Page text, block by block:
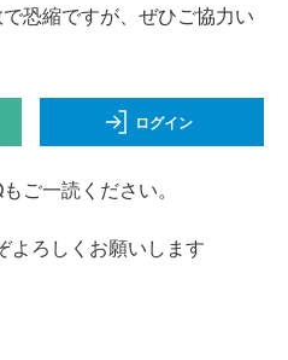
恐縮ですが、ぜひご協力い
ログイン
ご一読ください。
よろしくお願いします